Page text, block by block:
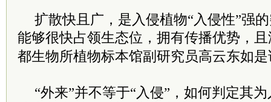
扩散快且广，是入侵植物“入侵性”强
能够很快占领生态位，拥有传播优势，
都生物所植物标本馆副研究员高云东如
“外来”并不等于“入侵”，如何判定其